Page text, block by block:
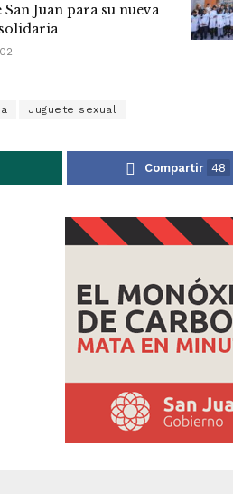
San Juan para su nueva
Juguete sexual
Compartir 48